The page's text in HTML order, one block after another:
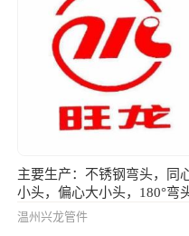
主要生产：不锈钢弯头，同
小头，偏心大小头，180°弯
翻边管，长半径弯头，短半
温州兴龙管件